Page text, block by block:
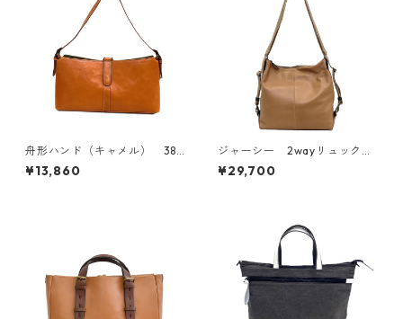
舟形ハンド（キャメル） 382
42
¥13,860
ジャーシー 2wayリュック・
A4対応サイズ（キャメル）
¥29,700